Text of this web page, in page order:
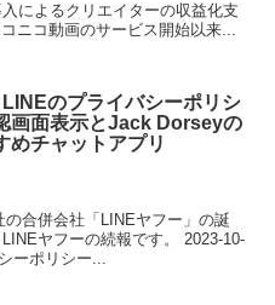
によるクリエイターの収益化支
ニコ動画のサービス開始以来...
のプライバシーポリシ
画面表示とJack Dorseyの
めチャットアプリ
合併会社「LINEヤフー」の誕
ヤフーの続報です。 2023-10-
ーポリシー...